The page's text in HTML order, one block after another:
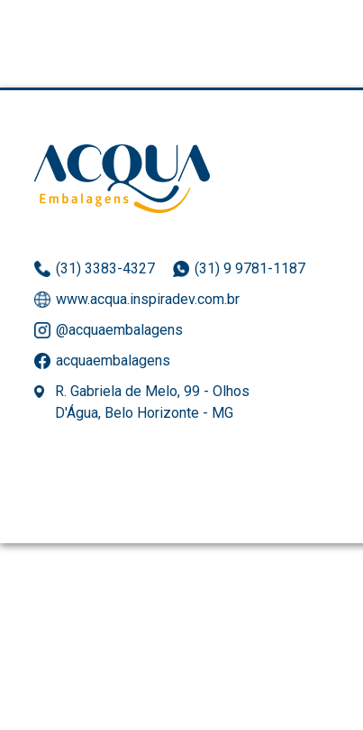
(31) 3383-4327
(31) 9 9781-1187
www.acqua.inspiradev.com.br
@acquaembalagens
acquaembalagens
R. Gabriela de Melo, 99 - Olhos
D'Água, Belo Horizonte - MG